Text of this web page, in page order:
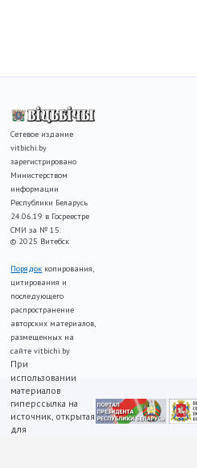
Сетевое издание
vitbichi.by
зарегистрировано
Министерством
информации
Республики Беларусь
24.06.19 в Госреестре
СМИ за № 15.
© 2025 Витебск
Порядок копирования,
цитирования и
последующего
распространение
авторских материалов,
размещенных на
сайте vitbichi.by
При
использовании
материалов
гиперссылка на
источник, открытая
для